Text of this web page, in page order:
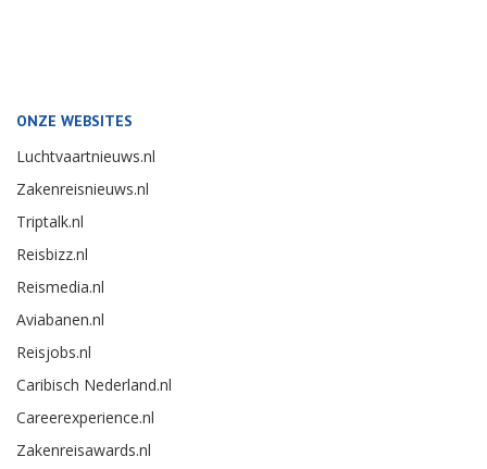
ONZE WEBSITES
Luchtvaartnieuws.nl
Zakenreisnieuws.nl
Triptalk.nl
Reisbizz.nl
Reismedia.nl
Aviabanen.nl
Reisjobs.nl
Caribisch Nederland.nl
Careerexperience.nl
Zakenreisawards.nl